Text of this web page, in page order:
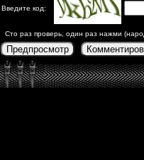
Введите код:
Сто раз проверь, один раз нажми
Предпросмотр